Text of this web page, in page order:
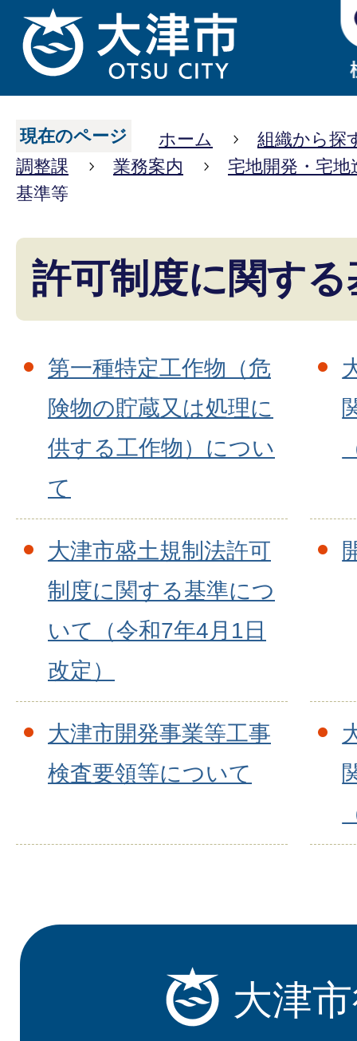
現在のページ ホーム
組織から探
調整課
業務案内
宅地開発・宅地
基準等
許可制度に関する
第一種特定工作物（危
険物の貯蔵又は処理に
供する工作物）につい
て
大津市盛土規制法許可
制度に関する基準につ
いて（令和7年4月1日
改定）
大津市開発事業等工事
検査要領等について
大津